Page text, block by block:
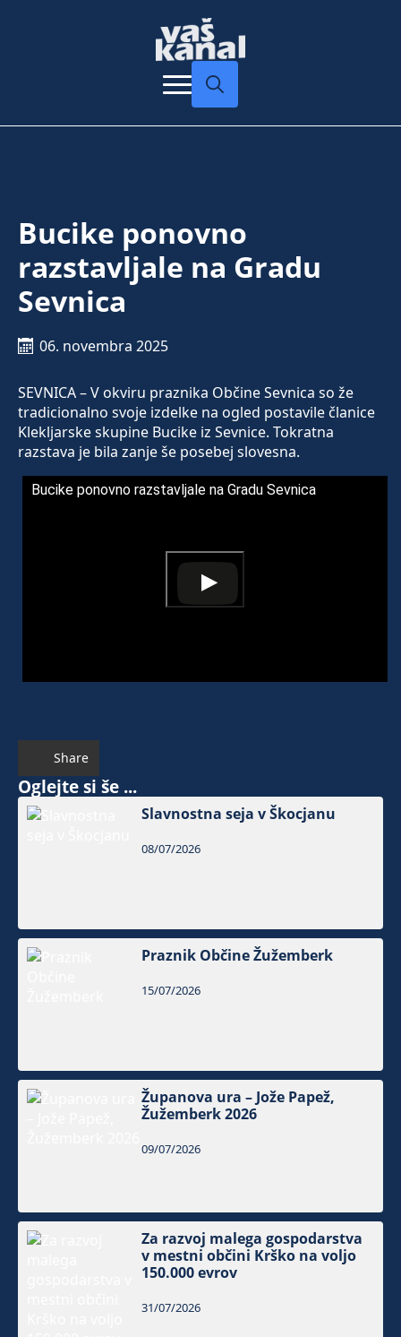
Bucike ponovno
razstavljale na Gradu
Sevnica
06. novembra 2025
SEVNICA – V okviru praznika Občine Sevnica so že
tradicionalno svoje izdelke na ogled postavile članice
Klekljarske skupine Bucike iz Sevnice. Tokratna
razstava je bila zanje še posebej slovesna.
Bucike ponovno razstavljale na Gradu Sevnica
Share
Oglejte si še ...
Slavnostna seja v Škocjanu
08/07/2026
Praznik Občine Žužemberk
15/07/2026
Županova ura – Jože Papež,
Žužemberk 2026
09/07/2026
Za razvoj malega gospodarstva
v mestni občini Krško na voljo
150.000 evrov
31/07/2026